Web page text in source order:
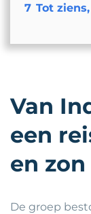
7 Tot ziens,
Van
een
en zon
De groep